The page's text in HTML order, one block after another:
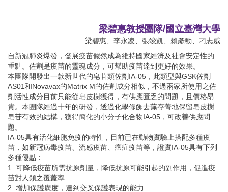
梁碧惠教授團隊/國立臺灣大學
梁碧惠、李永凌、張竣凱、賴彥勳、刁志威
自新冠肺炎爆發，發展疫苗儼然成為維持國家經濟及社會安定性的
重點。佐劑是疫苗的靈魂成分，可幫助疫苗達到更好的效果。
本團隊開發出一款新世代的皂苷類佐劑IA-05，此類型與GSK佐劑
AS01和Novavax的Matrix M的佐劑成分相似，不過兩家所使用之佐
劑活性成分目前只能從皂皮樹獲得，有供應匱乏的問題，且價格昂
貴。本團隊經過十年的研發，透過化學修飾去蕪存菁地保留皂皮樹
皂苷有效的結構，獲得簡化的小分子化合物IA-05，可改善供應問
題。
IA-05具有活化細胞免疫的特性，目前已在動物實驗上搭配多種疫
苗，如新冠病毒疫苗、流感疫苗、癌症疫苗等，證實IA-05具有下列
多種優點：
1. 可降低疫苗所需抗原劑量，降低抗原可能引起的副作用，促進疫
苗對人類之覆蓋率
2. 增加保護廣度，達到交叉保護表現的能力